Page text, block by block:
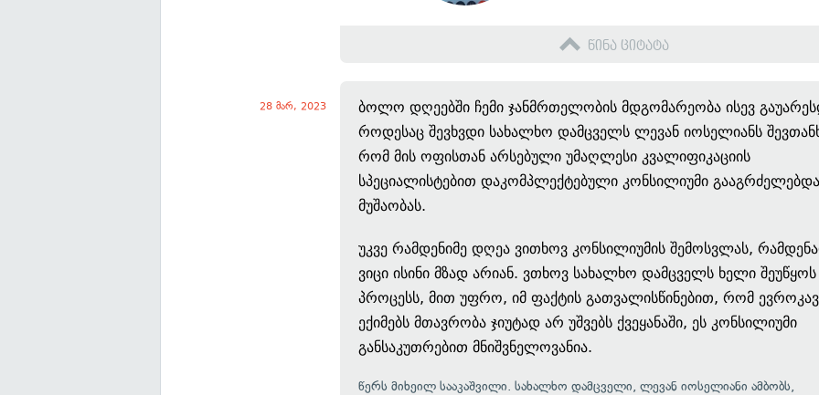
წინა ციტატა
28 მარ, 2023
ბოლო დღეებში ჩემი ჯანმრთელობის მდგომარეობა ისევ
როდესაც შევხვდი სახალხო დამცველს ლევან იოსელიანს
რომ მის ოფისთან არსებული უმაღლესი კვალიფიკაციის
სპეციალისტებით დაკომპლექტებული კონსილიუმი გააგრძელებდა
მუშაობას.
უკვე რამდენიმე დღეა ვითხოვ კონსილიუმის შემოსვლას,
ვიცი ისინი მზად არიან. ვთხოვ სახალხო დამცველს ხელი შეუწყოს
პროცესს, მით უფრო, იმ ფაქტის გათვალისწინებით, რომ
ექიმებს მთავრობა ჯიუტად არ უშვებს ქვეყანაში, ეს კონსილიუმი
განსაკუთრებით მნიშვნელოვანია.
წერს მიხეილ სააკაშვილი. სახალხო დამცველი, ლევან იოსელიანი ამბობს,